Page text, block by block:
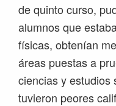
de quinto curso,
alumnos que
físicas, obtenían
áreas puestas a
ciencias y estudios
tuvieron peores